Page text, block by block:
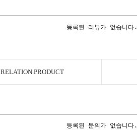
등록된 리뷰가 없습니다.
RELATION PRODUCT
등록된 문의가 없습니다.